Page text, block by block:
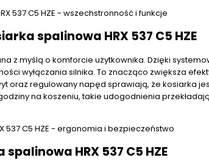
spalinowa HRX 537 C5 HZE
z myślą o komforcie użytkownika. Dzięki
wyłączania silnika. To znacząco zwiększa
regulowany napęd sprawiają, że kosiarka
na koszeniu, takie udogodnienia
HRX 537 C5 HZE